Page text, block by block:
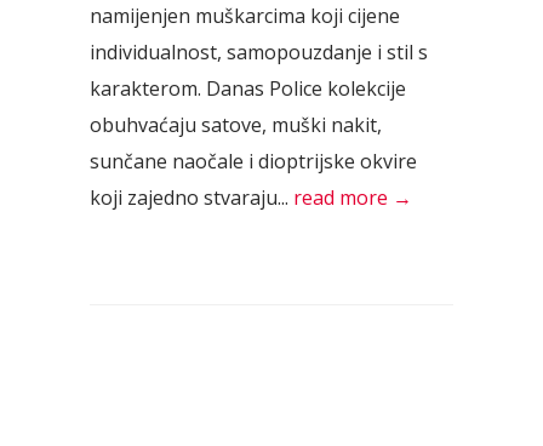
namijenjen muškarcima koji cijene
individualnost, samopouzdanje i stil s
karakterom. Danas Police kolekcije
obuhvaćaju satove, muški nakit,
sunčane naočale i dioptrijske okvire
koji zajedno stvaraju... read more →